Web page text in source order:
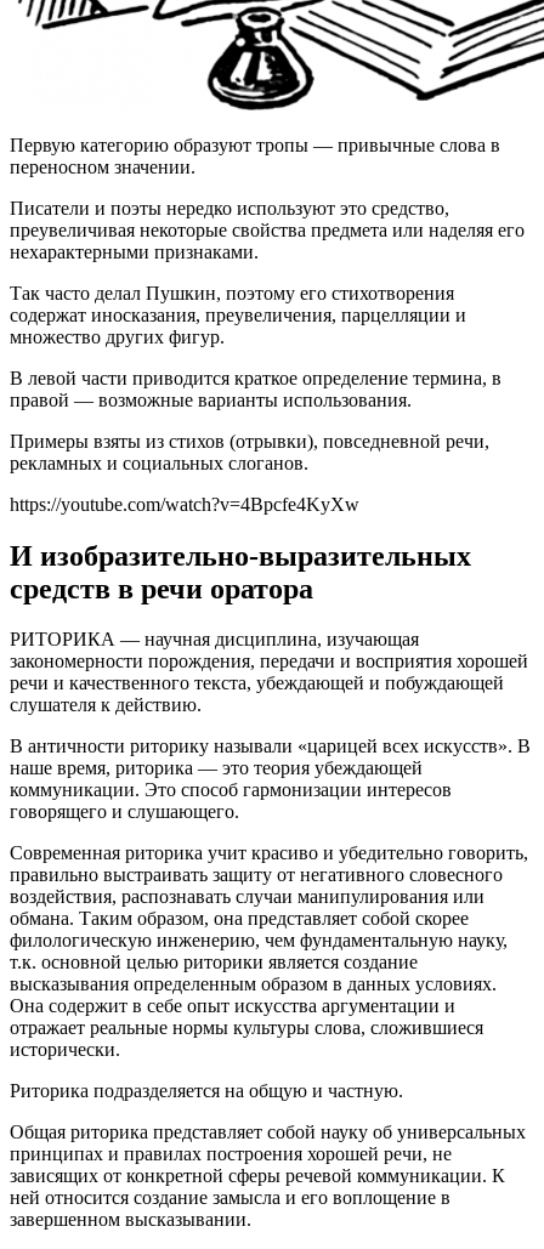
Первую категорию образуют тропы — привычные слова в
переносном значении.
Писатели и поэты нередко используют это средство,
преувеличивая некоторые свойства предмета или наделяя его
нехарактерными признаками.
Так часто делал Пушкин, поэтому его стихотворения
содержат иносказания, преувеличения, парцелляции и
множество других фигур.
В левой части приводится краткое определение термина, в
правой — возможные варианты использования.
Примеры взяты из стихов (отрывки), повседневной речи,
рекламных и социальных слоганов.
https://youtube.com/watch?v=4Bpcfe4KyXw
И изобразительно-выразительных
средств в речи оратора
РИТОРИКА — научная дисциплина, изучающая
закономерности порождения, передачи и восприятия хорошей
речи и качественного текста, убеждающей и побуждающей
слушателя к действию.
В античности риторику называли «царицей всех искусств». В
наше время, риторика — это теория убеждающей
коммуникации. Это способ гармонизации интересов
говорящего и слушающего.
Современная риторика учит красиво и убедительно говорить,
правильно выстраивать защиту от негативного словесного
воздействия, распознавать случаи манипулирования или
обмана. Таким образом, она представляет собой скорее
филологическую инженерию, чем фундаментальную науку,
т.к. основной целью риторики является создание
высказывания определенным образом в данных условиях.
Она содержит в себе опыт искусства аргументации и
отражает реальные нормы культуры слова, сложившиеся
исторически.
Риторика подразделяется на общую и частную.
Общая риторика представляет собой науку об универсальных
принципах и правилах построения хорошей речи, не
зависящих от конкретной сферы речевой коммуникации. К
ней относится создание замысла и его воплощение в
завершенном высказывании.